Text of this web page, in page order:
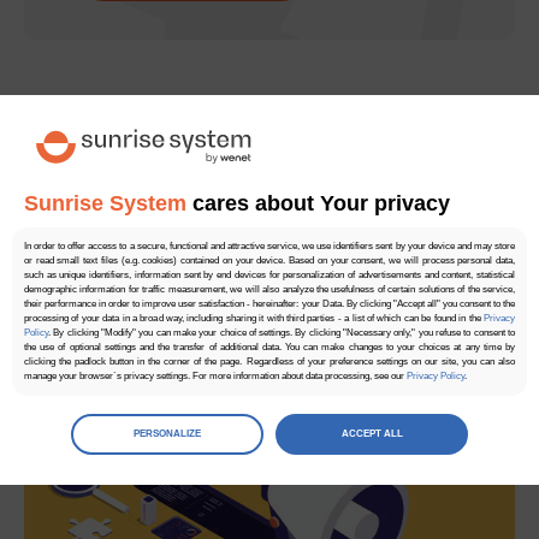
Sunrise System cares about Your privacy
In order to offer access to a secure, functional and attractive service, we use identifiers sent by your device and may store
or read small text files (e.g. cookies) contained on your device. Based on your consent, we will process personal data,
such as unique identifiers, information sent by end devices for personalization of advertisements and content, statistical
demographic information for traffic measurement, we will also analyze the usefulness of certain solutions of the service,
their performance in order to improve user satisfaction - hereinafter: your Data. By clicking "Accept all" you consent to the
processing of your data in a broad way, including sharing it with third parties - a list of which can be found in the Privacy
Policy. By clicking "Modify" you can make your choice of settings. By clicking "Necessary only," you refuse to consent to
the use of optional settings and the transfer of additional data. You can make changes to your choices at any time by
clicking the padlock button in the corner of the page. Regardless of your preference settings on our site, you can also
manage your browser`s privacy settings. For more information about data processing, see our Privacy Policy.
Managepreferences
Select the consents of your choice
Necessary
Necessary scripts and data stored on the end device contribute to the security and usability of the website by enabling
PERSONALIZE ACCEPT ALL
Zadaj pytanie ekspertowi
Bezpłatna wycena